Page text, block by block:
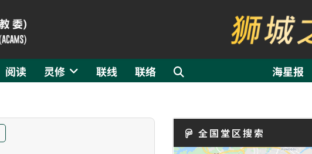
阅读 灵修 联线 联络
海星报
全国堂区搜索